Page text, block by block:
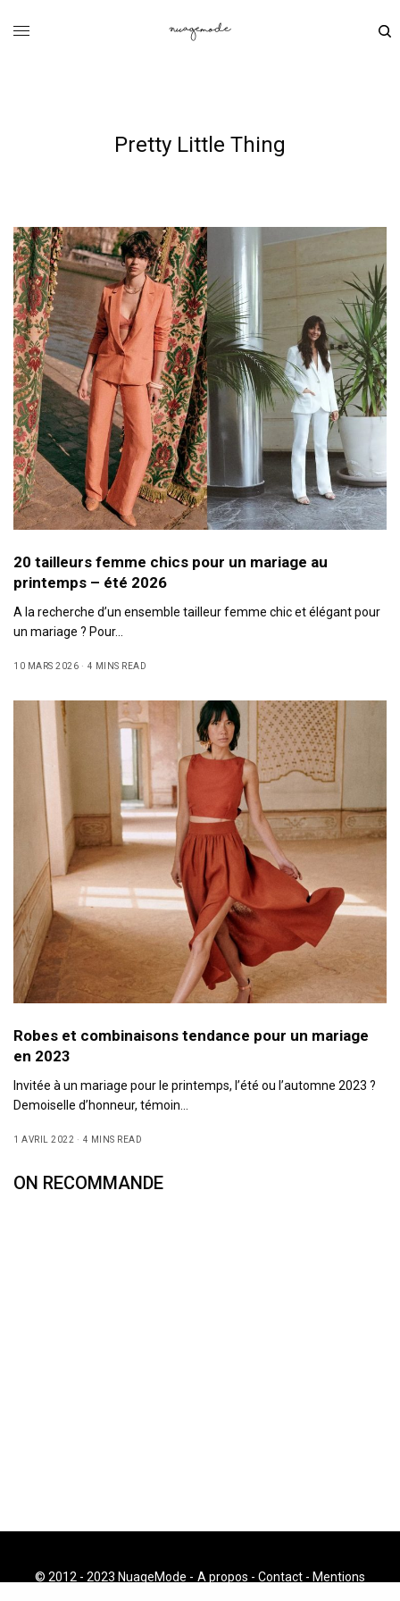
Pretty Little Thing
20 tailleurs femme chics pour un mariage au
printemps – été 2026
A la recherche d’un ensemble tailleur femme chic et élégant pour
un mariage ? Pour…
10 MARS 2026 4 MINS READ
Robes et combinaisons tendance pour un mariage
en 2023
Invitée à un mariage pour le printemps, l’été ou l’automne 2023 ?
Demoiselle d’honneur, témoin…
1 AVRIL 2022 4 MINS READ
ON RECOMMANDE
© 2012 - 2023 NuageMode - A propos - Contact- Mentions